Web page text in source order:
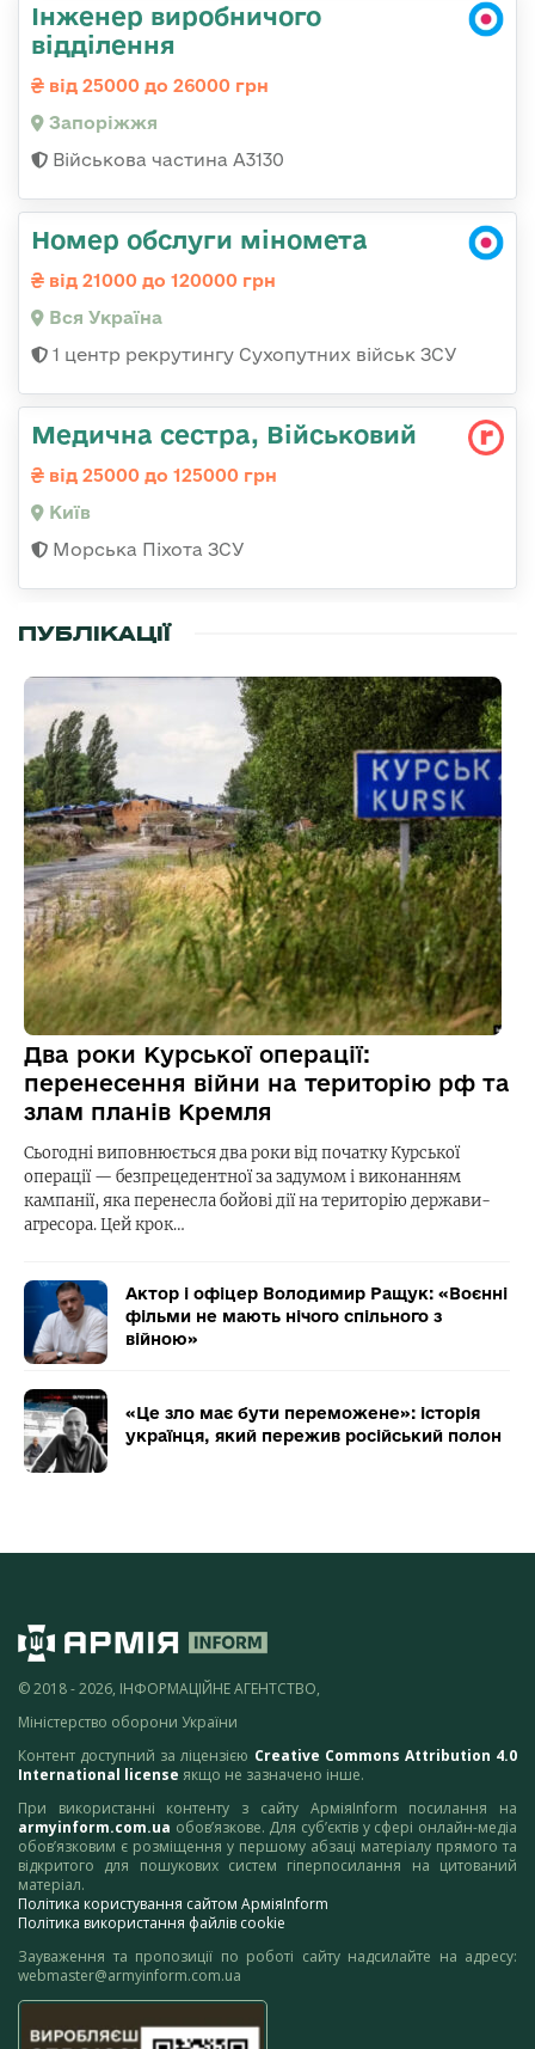
Інженер виробничого
відділення
від 25000 до 26000 грн
Запоріжжя
Військова частина А3130
Номер обслуги міномета
від 21000 до 120000 грн
Вся Україна
1 центр рекрутингу Сухопутних військ ЗСУ
Медична сестра, Військовий
від 25000 до 125000 грн
Київ
Морська Піхота ЗСУ
ПУБЛІКАЦІЇ
Два роки Курської операції:
перенесення війни на територію рф та
злам планів Кремля
Сьогодні виповнюється два роки від початку Курської
операції — безпрецедентної за задумом і виконанням
кампанії, яка перенесла бойові дії на територію держави-
агресора. Цей крок…
Актор і офіцер Володимир Ращук: «Воєнні
фільми не мають нічого спільного з
війною»
«Це зло має бути переможене»: історія
українця, який пережив російський полон
© 2018 - 2026, ІНФОРМАЦІЙНЕ АГЕНТСТВО,
Міністерство оборони України
Контент доступний за ліцензією Creative Commons Attribution 4.0
International license якщо не зазначено інше.
При використанні контенту з сайту АрміяInform посилання на
armyinform.com.ua обов’язкове. Для суб’єктів у сфері онлайн-медіа
обов’язковим є розміщення у першому абзаці матеріалу прямого та
відкритого для пошукових систем гіперпосилання на цитований
матеріал.
Політика користування сайтом АрміяInform
Політика використання файлів cookie
Зауваження та пропозиції по роботі сайту надсилайте на адресу:
webmaster@armyinform.com.ua